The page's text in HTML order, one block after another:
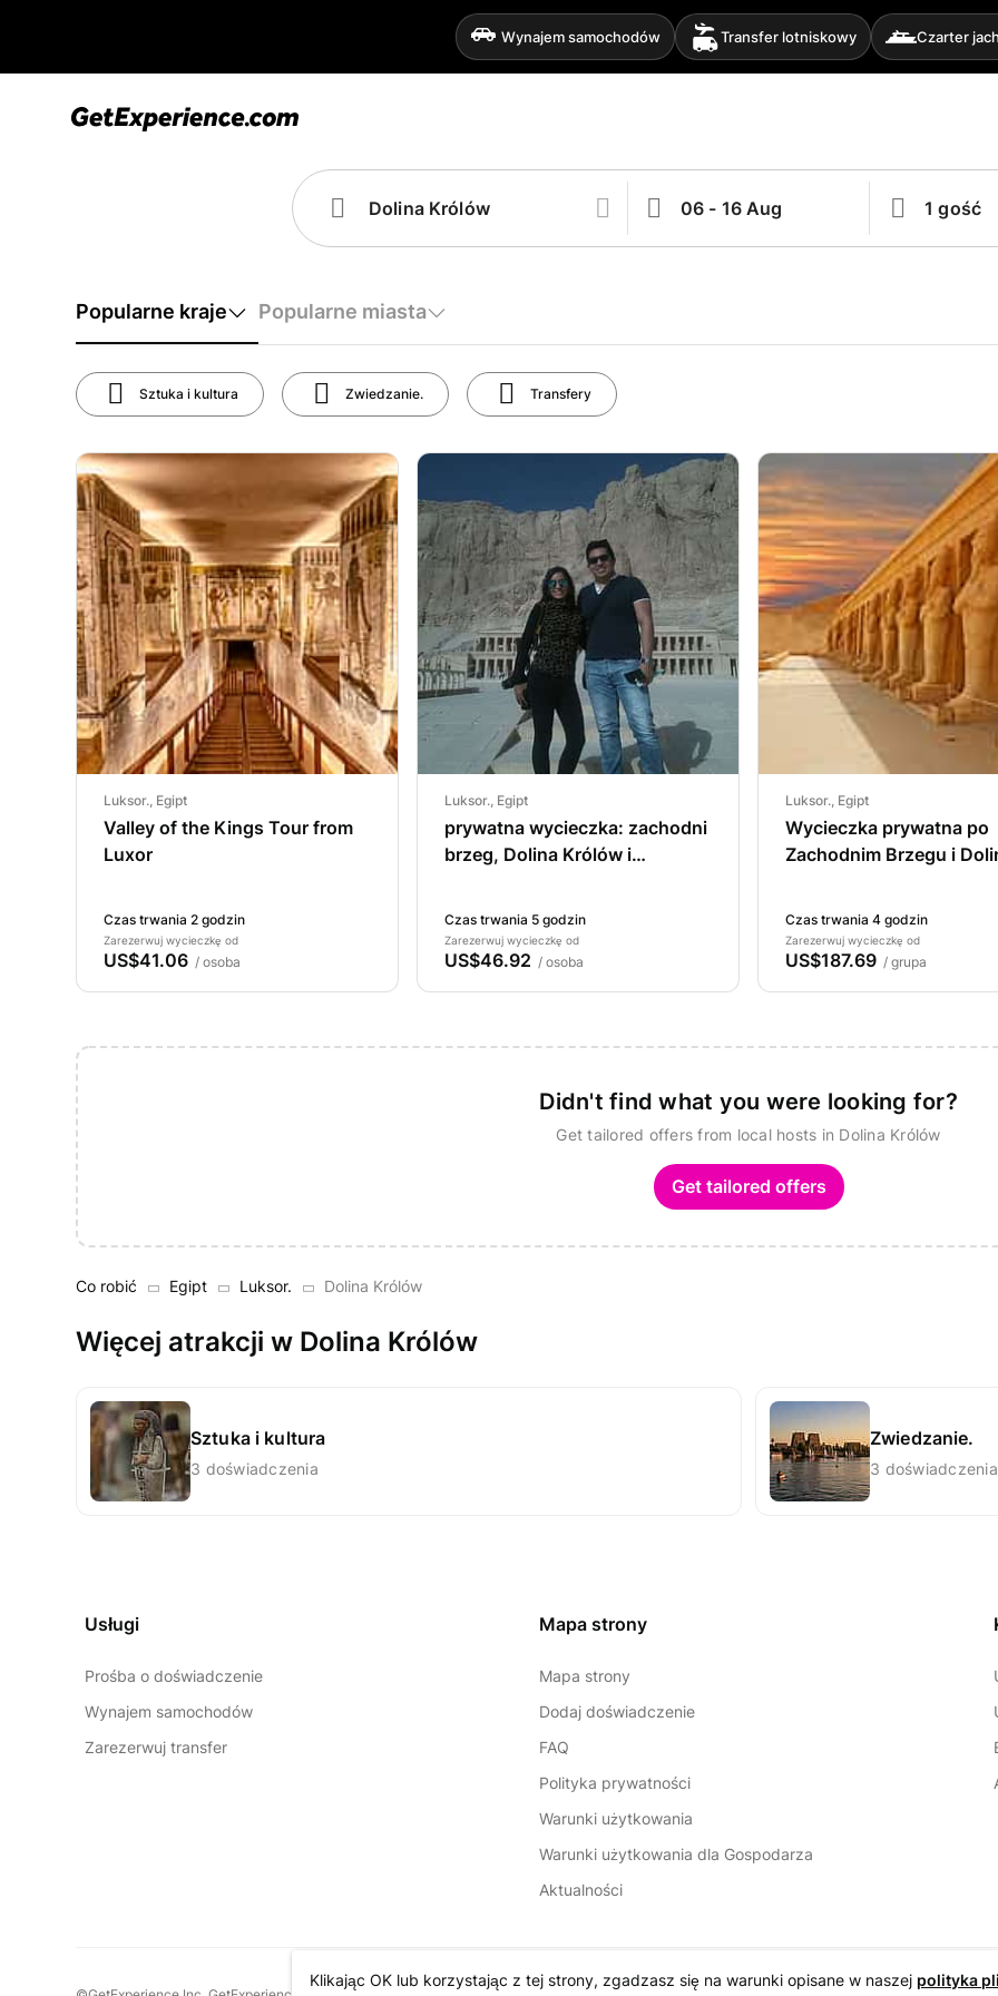
Wynajem samochodów Transfer lotniskowy Czarter
Popularne kraje Popularne miasta
Sztuka i kultura Zwiedzanie. Transfery
Luksor., Egipt
Valley of the Kings Tour from
Luxor
Czas trwania 2 godzin
Zarezerwuj wycieczkę od
US$41.06 / osoba
Luksor., Egipt
prywatna wycieczka: zachodni
brzeg, Dolina Królów i
Czas trwania 5 godzin
Zarezerwuj wycieczkę od
US$46.92 / osoba
Luksor., Egipt
Wycieczka prywatna po
Zachodnim Brzegu i
Czas trwania 4 godzin
Zarezerwuj wycieczkę od
US$187.69 / grupa
Didn't find what you were looking for?
Get tailored offers from local hosts in Dolina Królów
Get tailored offers
Co robić Egipt Luksor. Dolina Królów
Więcej atrakcji w Dolina Królów
Sztuka i kultura
3 doświadczenia
Zwiedzanie.
3 doświadczenia
Usługi
Prośba o doświadczenie
Wynajem samochodów
Zarezerwuj transfer
Mapa strony
Mapa strony
Dodaj doświadczenie
FAQ
Polityka prywatności
Warunki użytkowania
Warunki użytkowania dla Gospodarza
Aktualności
Klikając OK lub korzystając z tej strony, zgadzasz się na warunki opisane w naszej polityka